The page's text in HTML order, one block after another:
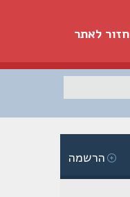
חזור לאתר
הרשמה